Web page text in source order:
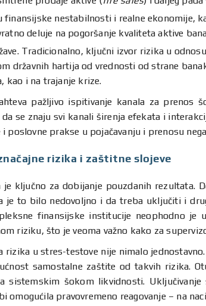
finansijske nestabilnosti i realne ekonomije,
deluje na pogoršanje kvaliteta aktive
Tradicionalno, ključni izvor rizika u
državnih hartija od vrednosti od strane
kao i na trajanje krize.
pažljivo ispitivanje kanala za
da se znaju svi kanali širenja efekata i
poslovne prakse u pojačavanju i prenosu
rizika i zaštitne slojeve
ključno za dobijanje pouzdanih
je to bilo nedovoljno i da treba uključiti i
finansijske institucije neophodno
riziku, što je veoma važno kako za
rizika u stres-testove nije nimalo
samostalne zaštite od takvih rizika.
sistemskim šokom likvidnosti.
omogućila pravovremeno reagovanje – na